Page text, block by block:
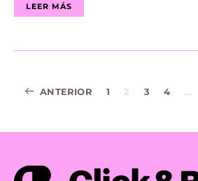
LEER MÁS
ANTERIOR 1 2 3 4 …